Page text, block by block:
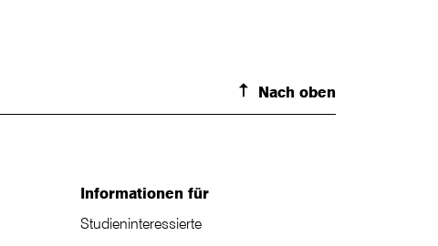
Nach oben
Informationen für
Studieninteressierte